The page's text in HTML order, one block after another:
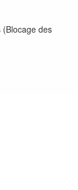
des